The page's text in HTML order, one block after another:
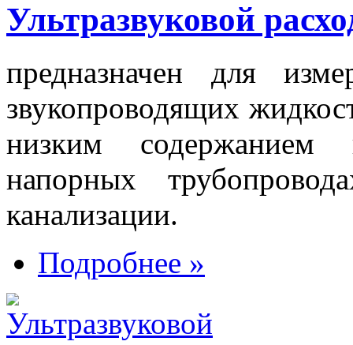
Ультразвуковой
предназначен для
звукопроводящих
низким содержанием
напорных
канализации.
Подробнее »